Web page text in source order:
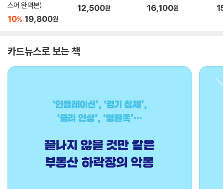
스어 완역본)
10% 19,800원
12,500원 16,100원
카드뉴스로 보는 책